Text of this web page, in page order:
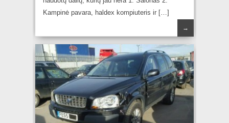
Kampinė pavara, haldex kompiuteris ir […]
→